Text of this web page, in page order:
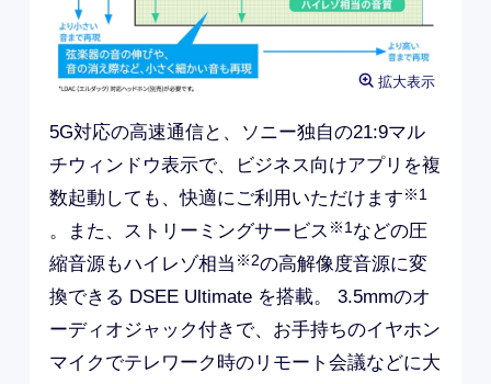
拡大表示
5G対応の高速通信と、ソニー独自の21:9マル
チウィンドウ表示で、ビジネス向けアプリを複
数起動しても、快適にご利用いただけます ※1
。また、ストリーミングサービス ※1などの圧
縮音源もハイレゾ相当 ※2の高解像度音源に変
換できる DSEE Ultimate を搭載。 3.5mmのオ
ーディオジャック付きで、お手持ちのイヤホン
マイクでテレワーク時のリモート会議などに大